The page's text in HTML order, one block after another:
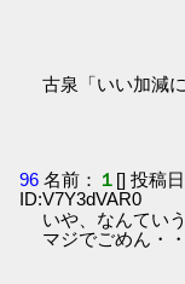
古泉「いい加減
96 名前： １ [] 投稿
ID:V7Y3dVAR0
いや、なんてい
マジでごめん・・